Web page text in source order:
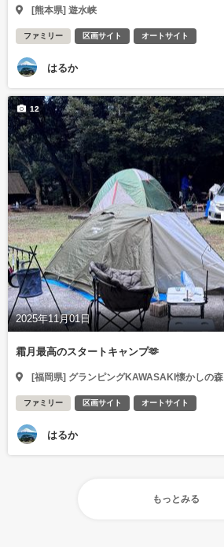
[熊本県] 遊水峡
ファミリー 区画サイト オートサイト
はるか
2025年11月01日
12
霜月最高のスタートキャンプ🫶
[福岡県] グランピングKAWASAKI懐かしの森
ファミリー 区画サイト オートサイト
はるか
もっとみる